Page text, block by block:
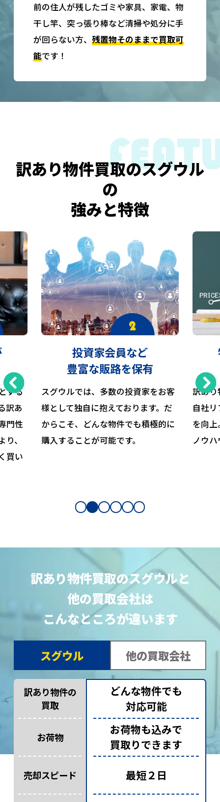
前の住人が残したゴミや家具、家電、物
干し竿、突っ張り棒など清掃や処分に手
が回らない方、 残置物そのままで買取可
能です！
訳あり物件買取のスグウル
の
強みと特徴
する
訳あ
門性
、
買い
投資家会員など
豊富な販路を保有
スグウルでは、多数の投資家をお客
様として独自に抱えております。だ
からこそ、どんな物件でも積極的に
購入することが可能です。
訳あ
自社
を向
ノウ
訳あり物件買取のスグウルと
他の買取会社は
こんなところが違います
スグウル 他の買取会社
訳あり物件の
買取
お荷物
売却スピード
どんな物件でも
対応可能
お荷物も込みで
買取りできます
最短２日